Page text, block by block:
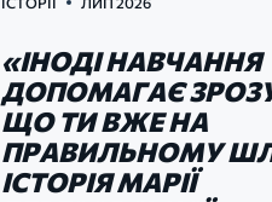
«ІНОДІ НАВЧАННЯ
ДОПОМАГАЄ
ЩО ТИ ВЖЕ НА
ПРАВИЛЬНОМУ
ІСТОРІЯ МАРІЇ